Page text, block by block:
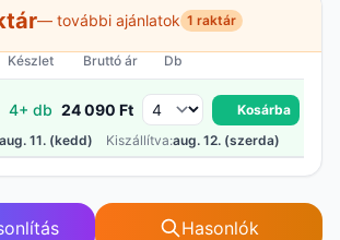
— további ajánlatok 1 raktár
Készlet Bruttó ár Db
4+ db 24 090 Ft
Kosárba
aug. 11. (kedd) Kiszállítva:aug. 12. (szerda)
Hasonlók